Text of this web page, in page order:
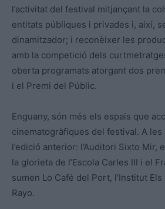
l’activitat del festival mitjançant la
entitats públiques i privades i, així,
dinamitzador; i reconèixer les
amb la competició dels
oberta programats atorgant dos
i el Premi del Públic.
Enguany, són més els espais que
cinematogràfiques del festival. A les
l’edició anterior: l’Auditori Sixto Mir,
la glorieta de l’Escola Carles III i el
sumen Lo Café del Port, l’Institut
Rayo.